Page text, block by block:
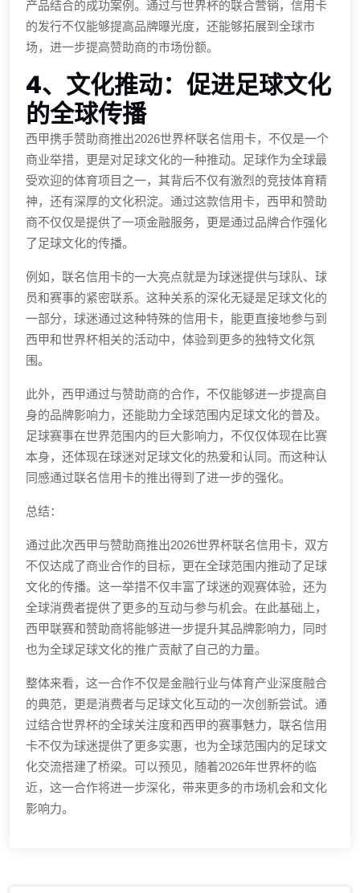
产品结合的成功案例。通过与世界杯的联合营销，信用卡
的发行不仅能够提高品牌曝光度，还能够拓展到全球市
场，进一步提高赞助商的市场份额。
4、文化推动：促进足球文化
的全球传播
西甲携手赞助商推出2026世界杯联名信用卡，不仅是一个
商业举措，更是对足球文化的一种推动。足球作为全球最
受欢迎的体育项目之一，其背后不仅有激烈的竞技体育精
神，还有深厚的文化积淀。通过这款信用卡，西甲和赞助
商不仅仅是提供了一项金融服务，更是通过品牌合作强化
了足球文化的传播。
例如，联名信用卡的一大亮点就是为球迷提供与球队、球
员和赛事的紧密联系。这种关系的深化无疑是足球文化的
一部分，球迷通过这种特殊的信用卡，能更直接地参与到
西甲和世界杯相关的活动中，体验到更多的独特文化氛
围。
此外，西甲通过与赞助商的合作，不仅能够进一步提高自
身的品牌影响力，还能助力全球范围内足球文化的普及。
足球赛事在世界范围内的巨大影响力，不仅仅体现在比赛
本身，还体现在球迷对足球文化的热爱和认同。而这种认
同感通过联名信用卡的推出得到了进一步的强化。
总结：
通过此次西甲与赞助商推出2026世界杯联名信用卡，双方
不仅达成了商业合作的目标，更在全球范围内推动了足球
文化的传播。这一举措不仅丰富了球迷的观赛体验，还为
全球消费者提供了更多的互动与参与机会。在此基础上，
西甲联赛和赞助商将能够进一步提升其品牌影响力，同时
也为全球足球文化的推广贡献了自己的力量。
整体来看，这一合作不仅是金融行业与体育产业深度融合
的典范，更是消费者与足球文化互动的一次创新尝试。通
过结合世界杯的全球关注度和西甲的赛事魅力，联名信用
卡不仅为球迷提供了更多实惠，也为全球范围内的足球文
化交流搭建了桥梁。可以预见，随着2026年世界杯的临
近，这一合作将进一步深化，带来更多的市场机会和文化
影响力。